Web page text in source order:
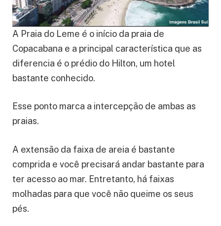
A Praia do Leme é o início da praia de
Copacabana e a principal característica que as
diferencia é o prédio do Hilton, um hotel
bastante conhecido.
Esse ponto marca a intercepção de ambas as
praias.
A extensão da faixa de areia é bastante
comprida e você precisará andar bastante para
ter acesso ao mar. Entretanto, há faixas
molhadas para que você não queime os seus
pés.